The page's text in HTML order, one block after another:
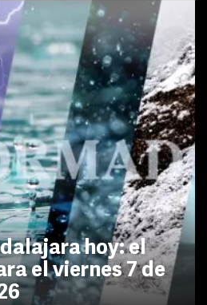
hoy: el
el viernes 7 de